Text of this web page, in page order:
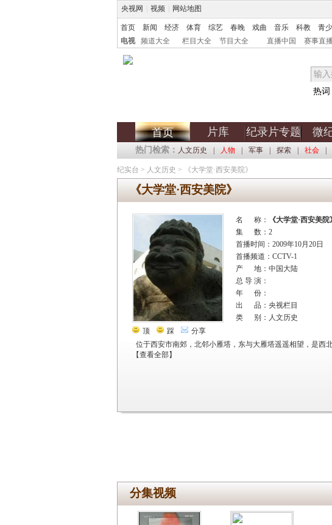
央视网 视频 网站地图
首页 新闻 经济 体育 综艺 春晚 戏曲 音乐 科教 青少
电视
频道大全 栏目大全 节目大全 直播中国 赛事直
热词
首页 片库 纪录片专题 微
热门检索： 人文历史 人物 军事 探索 社会
纪实台 > 人文历史 > 《大学堂·西安美院》
《大学堂·西安美院》
顶 踩 分享
名 称：
《大学堂·西安美院
集 数：2
首播时间：2009年10月20日
首播频道：CCTV-1
产 地：中国大陆
总 导 演：
年 份：
出 品：央视栏目
类 别：人文历史
位于西安市南郊，北邻小雁塔，东与大雁塔遥遥相望，是西
【查看全部】
分集视频